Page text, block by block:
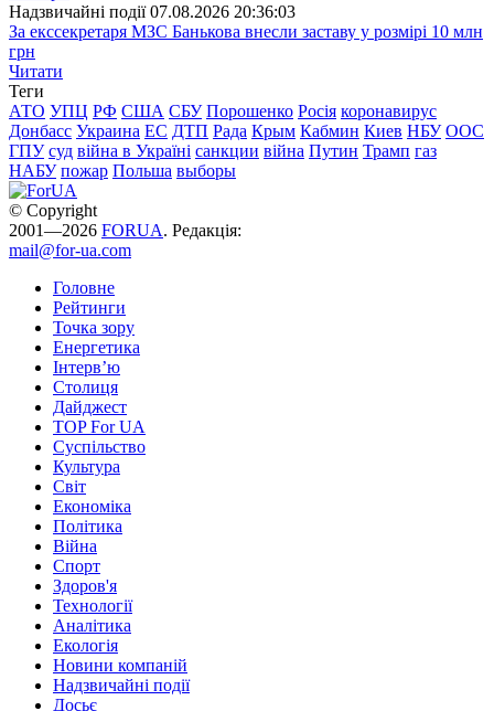
Надзвичайні події 07.08.2026 20:36:03
За екссекретаря МЗС Банькова внесли заставу у розмірі 10 млн
грн
Читати
Теги
АТО УПЦ РФ США СБУ Порошенко Росія коронавирус
Донбасс Украина ЕС ДТП Рада Крым Кабмин Киев НБУ ООС
ГПУ суд війна в Україні санкции війна Путин Трамп газ
НАБУ пожар Польша выборы
© Copyright
2001—2026 FORUA. Редакція:
mail@for-ua.com
Головне
Рейтинги
Точка зору
Енергетика
Інтерв’ю
Столиця
Дайджест
TOP For UA
Суспiльство
Культура
Світ
Економіка
Політика
Війна
Спорт
Здоров'я
Технології
Аналітика
Екологія
Новини компаній
Надзвичайні події
Досьє